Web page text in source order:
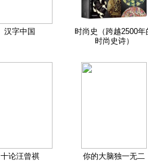
汉字中国
时尚史（跨越2500年
时尚史诗）
十论汪曾祺 你的大脑独一无二